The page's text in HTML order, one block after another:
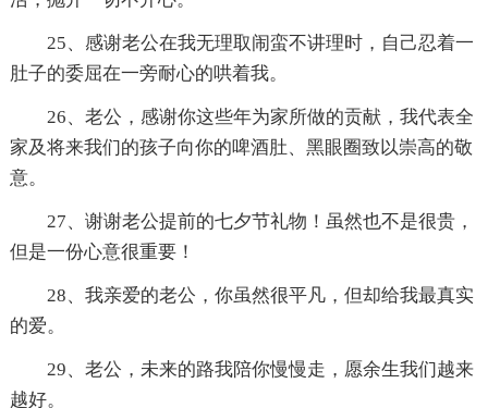
25、感谢老公在我无理取闹蛮不讲理时，自己忍着一
肚子的委屈在一旁耐心的哄着我。
26、老公，感谢你这些年为家所做的贡献，我代表全
家及将来我们的孩子向你的啤酒肚、黑眼圈致以崇高的敬
意。
27、谢谢老公提前的七夕节礼物！虽然也不是很贵，
但是一份心意很重要！
28、我亲爱的老公，你虽然很平凡，但却给我最真实
的爱。
29、老公，未来的路我陪你慢慢走，愿余生我们越来
越好。